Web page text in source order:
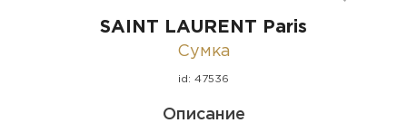
SAINT LAURENT Paris
Сумка
id: 47536
Описание